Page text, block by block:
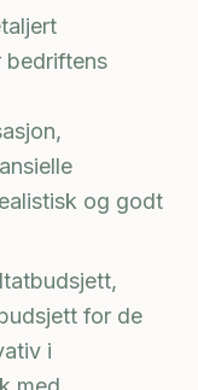
bedriftens
og godt
for de
i